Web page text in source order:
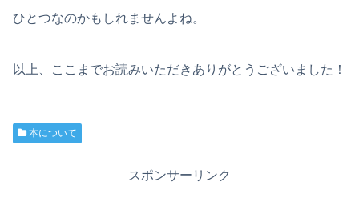
ひとつなのかもしれませんよね。
以上、ここまでお読みいただきありがとうございました！
本について
スポンサーリンク